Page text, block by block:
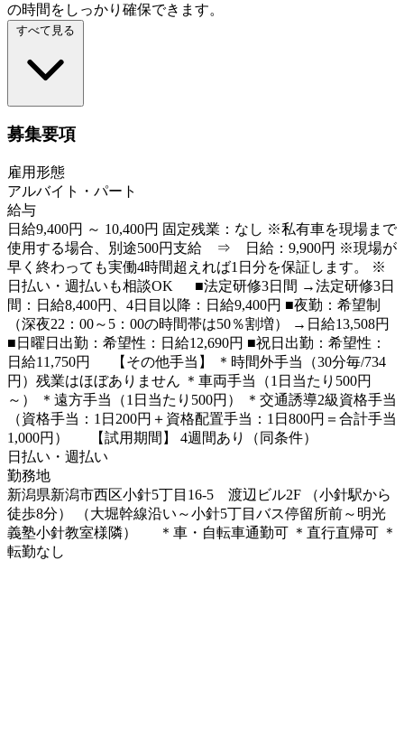
の時間をしっかり確保できます。
すべて見る
募集要項
雇用形態
アルバイト・パート
給与
日給9,400円 ～ 10,400円 固定残業：なし ※私有車を現場まで
使用する場合、別途500円支給 ⇒ 日給：9,900円 ※現場が
早く終わっても実働4時間超えれば1日分を保証します。 ※
日払い・週払いも相談OK ■法定研修3日間 →法定研修3日
間：日給8,400円、4日目以降：日給9,400円 ■夜勤：希望制
（深夜22：00～5：00の時間帯は50％割増） →日給13,508円
■日曜日出勤：希望性：日給12,690円 ■祝日出勤：希望性：
日給11,750円 【その他手当】 ＊時間外手当（30分毎/734
円）残業はほぼありません ＊車両手当（1日当たり500円
～） ＊遠方手当（1日当たり500円） ＊交通誘導2級資格手当
（資格手当：1日200円＋資格配置手当：1日800円＝合計手当
1,000円） 【試用期間】 4週間あり（同条件）
日払い・週払い
勤務地
新潟県新潟市西区小針5丁目16-5 渡辺ビル2F （小針駅から
徒歩8分） （大堀幹線沿い～小針5丁目バス停留所前～明光
義塾小針教室様隣） ＊車・自転車通勤可 ＊直行直帰可 ＊
転勤なし